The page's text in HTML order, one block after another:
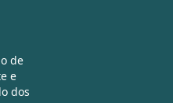
de
e
dos